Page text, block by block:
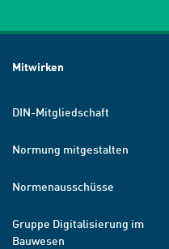
Mitwirken
DIN-Mitgliedschaft
Normung mitgestalten
Normenausschüsse
Gruppe Digitalisierung im
Bauwesen